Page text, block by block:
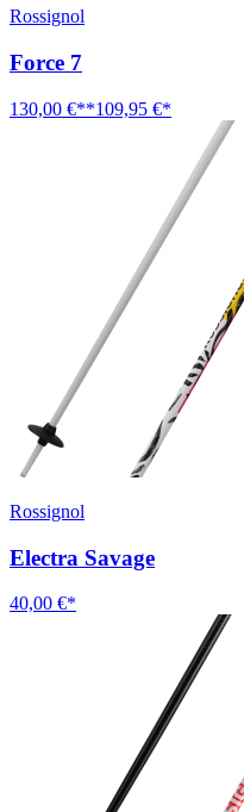
Rossignol
Force 7
130,00 €**109,95 €*
Rossignol
Electra Savage
40,00 €*